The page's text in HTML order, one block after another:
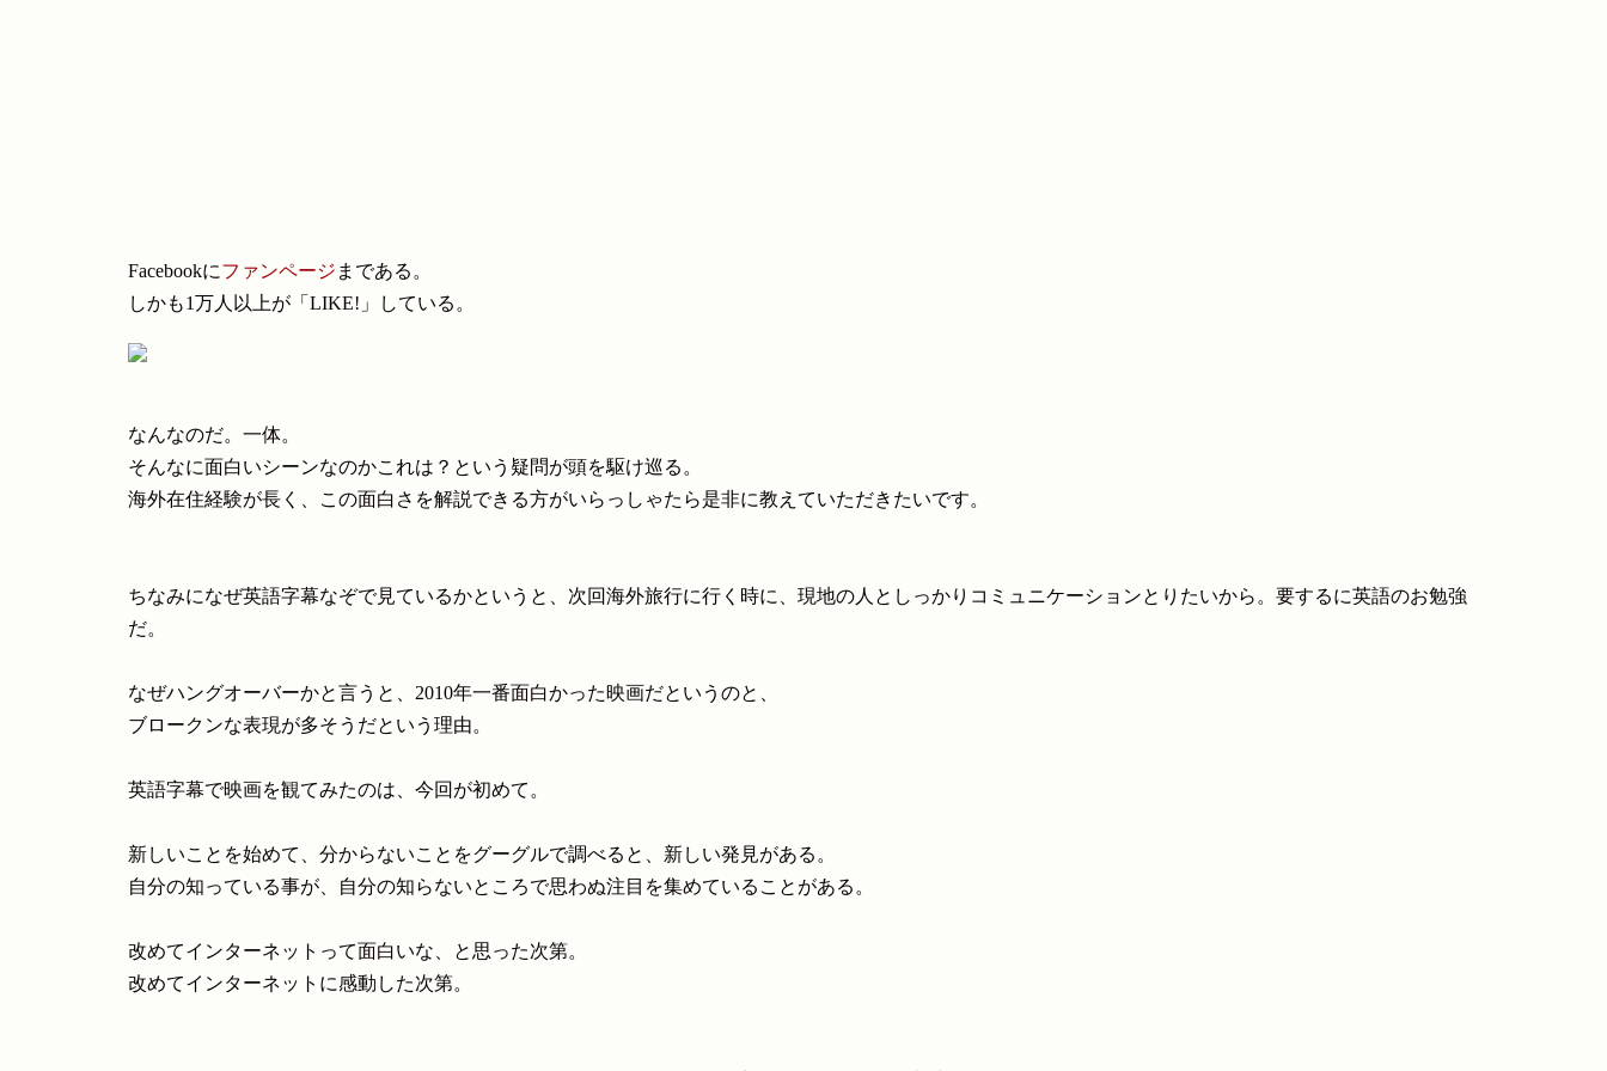
Facebookにファンページ まである。
しかも1万人以上が「LIKE!」している。
なんなのだ。一体。
そんなに面白いシーンなのかこれは？という疑問が頭を駆け巡る。
海外在住経験が長く、この面白さを解説できる方がいらっしゃたら是非に教えていただきたいです。
ちなみになぜ英語字幕なぞで見ているかというと、次回海外旅行に行く時に、現地の人としっかりコミュニケーションとりたいから。要するに英語のお勉強
だ。
なぜハングオーバーかと言うと、2010年一番面白かった映画だというのと、
ブロークンな表現が多そうだという理由。
英語字幕で映画を観てみたのは、今回が初めて。
新しいことを始めて、分からないことをグーグルで調べると、新しい発見がある。
自分の知っている事が、自分の知らないところで思わぬ注目を集めていることがある。
改めてインターネットって面白いな、と思った次第。
改めてインターネットに感動した次第。